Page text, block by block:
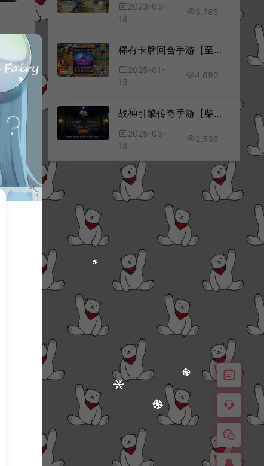
2023-03-
18
3,785
稀有卡牌回合手游【至尊-放开那三国白金版】3月最新整理Linux手工服务端+CDK授权后台+平台币礼包后台+安卓苹果双端+详细搭建教程+视频教程
2025-01-
13
4,690
战神引擎传奇手游【柴扬神兽白猪大背包[白猪3]】3月最新整理Win一键服务端+GM授权后台+安卓+详细搭建教程+视频教程
2025-03-
18
2,536